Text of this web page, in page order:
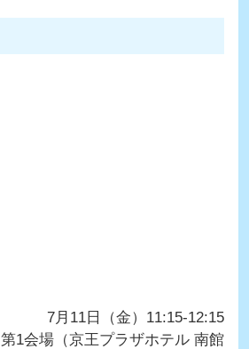
7月11日（金）11:15-12:15
第1会場（京王プラザホテル 南館